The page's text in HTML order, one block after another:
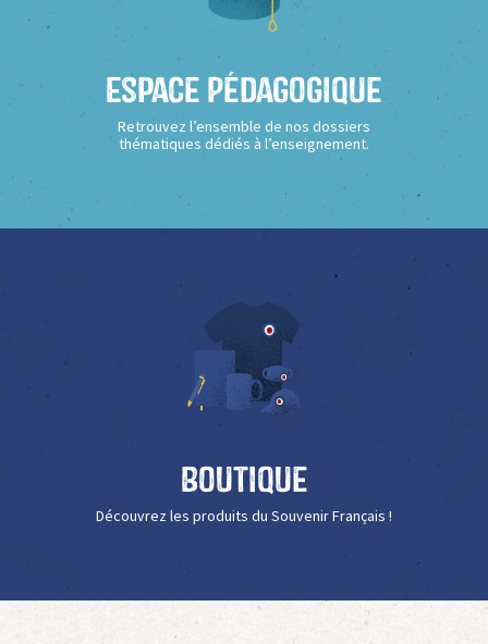
Espace Pédagogique
Retrouvez l’ensemble de nos dossiers
thématiques dédiés à l’enseignement.
Boutique
Découvrez les produits du Souvenir Français !